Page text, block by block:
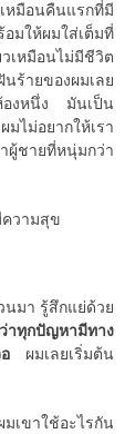
หมือนคืนแรกที่มี
อมให้ผมใส่เต็มที่
เหมือนไม่มีชีวิต
ร้ายของผมเลย
องหนึ่ง มันเป็น
ไม่อยากให้เรา
ผู้ชายที่หนุ่มกว่า
ความสุข
นมา รู้สึกแย่ด้วย
าทุกปัญหามีทาง
อ ผมเลยเริ่มต้น
เขาใช้อะไรกัน